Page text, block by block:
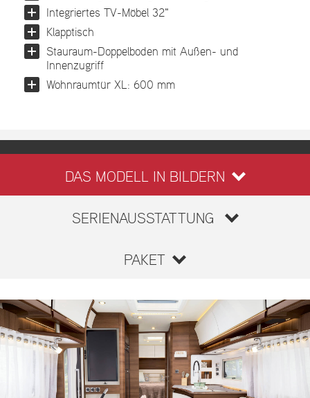
Integriertes TV-Möbel 32"
Klapptisch
Stauraum-Doppelboden mit Außen- und
Innenzugriff
Wohnraumtür XL: 600 mm
DAS MODELL IN BILDERN
SERIENAUSSTATTUNG
PAKET